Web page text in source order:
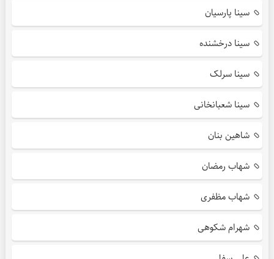
سینا پارسیان
سینا درخشنده
سینا سرلک
سینا شعبانخانی
شاهین بنان
شهاب رمضان
شهاب مظفری
شهرام شکوهی